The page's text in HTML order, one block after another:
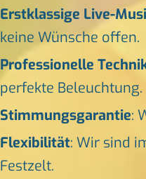
Erstklassige Live-
keine Wünsche offen.
Professionelle
perfekte Beleuchtung.
Stimmungsgarantie:
Flexibilität: Wir sind
Festzelt.